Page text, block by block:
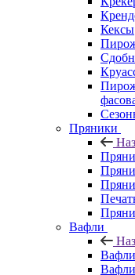
Кексы
Пряники
Вафли
Вафли
Вафли